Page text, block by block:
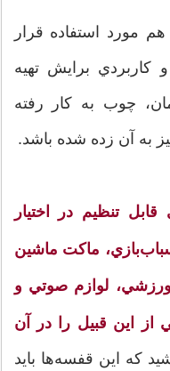
هم مورد استفاده قرار
کاربردي برايش تهيه
چوب به‌ کار رفته
به آن زده شده باشد.
تنظيم در اختيار
ماکت ماشين
ورزشي، لوازم صوتي و
از اين قبيل را در آن
كه اين قفسه‌ها بايد